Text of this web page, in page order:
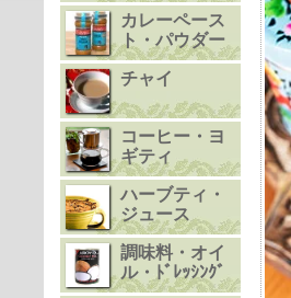
カレーペース
ト・パウダー
チャイ
コーヒー・ヨ
ギティ
ハーブティ・
ジュース
調味料・オイ
ル・ﾄﾞﾚｯｼﾝｸﾞ